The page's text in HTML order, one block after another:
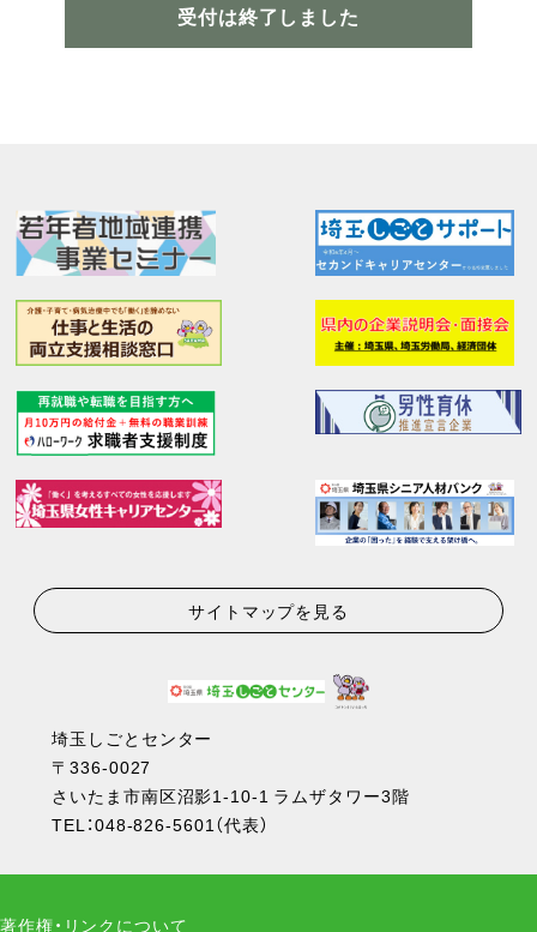
受付は終了しました
サイトマップを見る
埼玉しごとセンター
〒336-0027
さいたま市南区沼影1-10-1 ラムザタワー3階
TEL：048-826-5601（代表）
著作権・リンクについて